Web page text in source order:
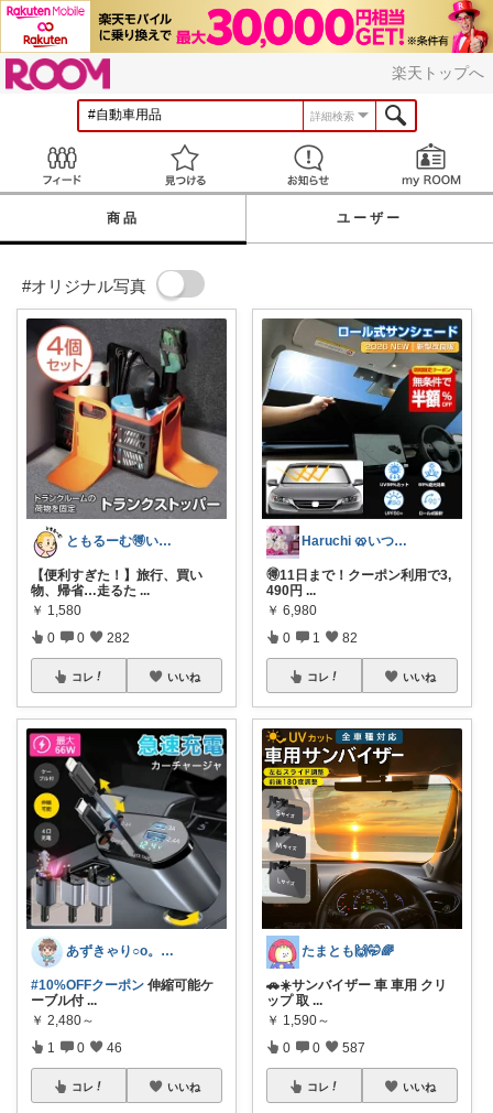
楽天トップへ
詳細検索
見つける お知らせ
商品 ユーザー
#オリジナル写真
ともるーむ🉐いいものみっけ‼️
【便利すぎた！】旅行、買い
物、帰省…走るた ...
￥ 1,580
0 0 282
コレ いいね
あずきゃり○o。.🐟🐠
#10%OFFクーポン 伸縮可能ケ
ーブル付 ...
￥ 2,480～
1 0 46
コレ いいね
Haruchi 🥨いつもありがとう🌸
🉐11日まで！クーポン利用で3,
490円 ...
￥ 6,980
0 1 82
コレ いいね
たまとも🙌🤭🌈
🚗☀️サンバイザー 車 車用 クリ
ップ 取 ...
￥ 1,590～
0 0 587
コレ いいね